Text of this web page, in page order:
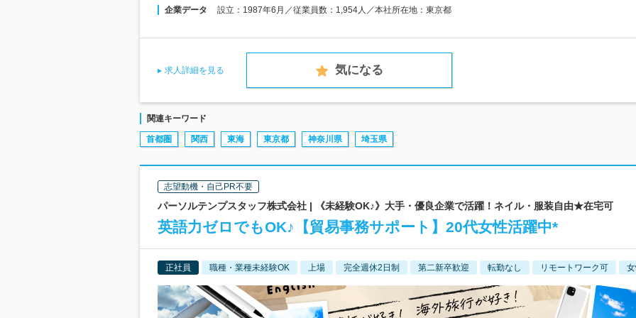
企業データ 設立：1987年6月／従業員数：1,954人／本社所在地：東京都
求人詳細を見る 気になる
関連キーワード
首都圏 関西 東海 東京都 神奈川県 埼玉県
志望動機・自己PR不要
パーソルテンプスタッフ株式会社 | 《未経験OK♪》大手・優良企業で活躍！ネイル・服装自由★在宅可
英語力ゼロでもOK♪【貿易事務サポート】20代女性活躍中*
正社員 職種・業種未経験OK 上場 完全週休2日制 第二新卒歓迎 転勤なし リモートワーク可